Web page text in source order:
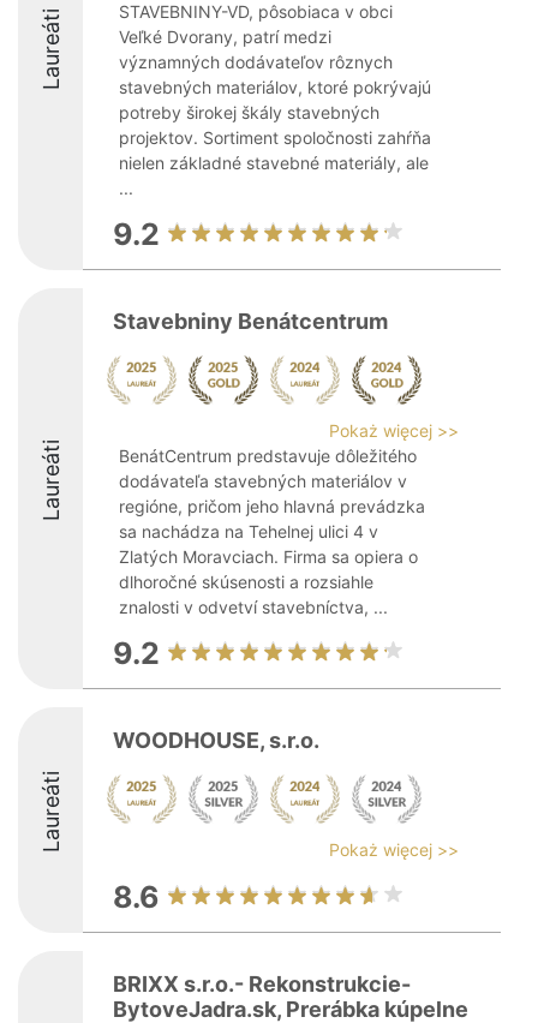
Laureáti
STAVEBNINY-VD, pôsobiaca v obci
Veľké Dvorany, patrí medzi
významných dodávateľov rôznych
stavebných materiálov, ktoré pokrývajú
potreby širokej škály stavebných
projektov. Sortiment spoločnosti zahŕňa
nielen základné stavebné materiály, ale
...
9.2
Laureáti
Stavebniny Benátcentrum
Pokaż więcej >>
BenátCentrum predstavuje dôležitého
dodávateľa stavebných materiálov v
regióne, pričom jeho hlavná prevádzka
sa nachádza na Tehelnej ulici 4 v
Zlatých Moravciach. Firma sa opiera o
dlhoročné skúsenosti a rozsiahle
znalosti v odvetví stavebníctva, ...
9.2
Laureáti
WOODHOUSE, s.r.o.
Pokaż więcej >>
8.6
BRIXX s.r.o.- Rekonstrukcie-
BytoveJadra.sk, Prerábka kúpelne